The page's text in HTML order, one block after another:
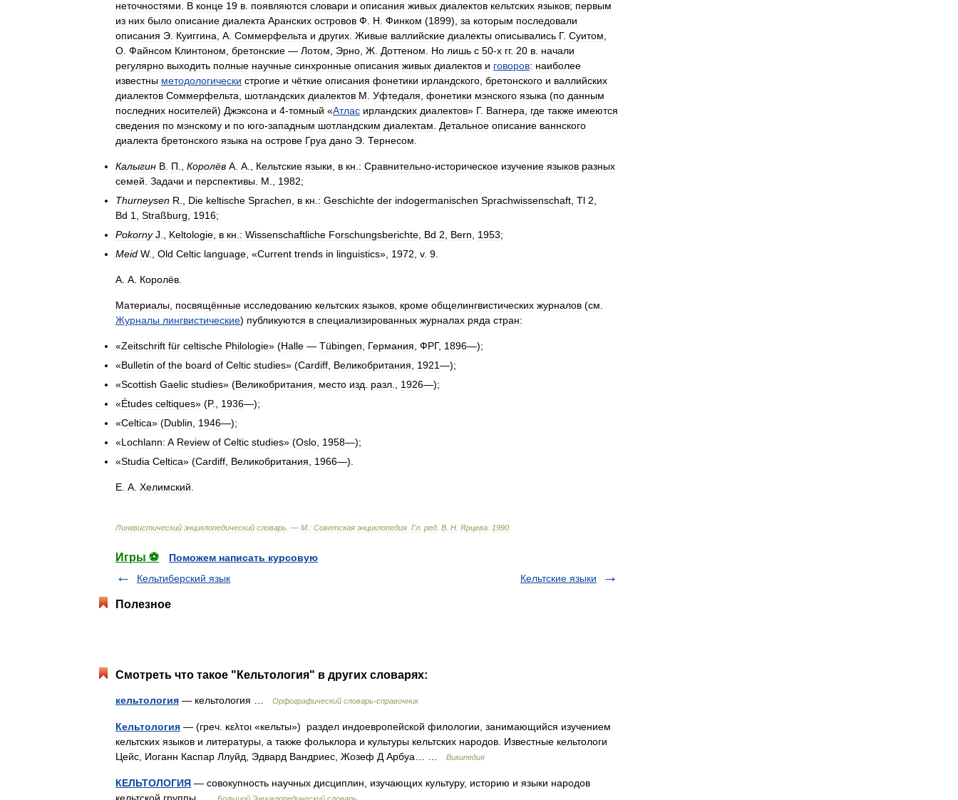
неточностями
В конце 19 в появляются словари и описания живых диалектов кельтских языков; первым
из них было описание диалекта Аранских островов Ф Н Финком (1899), за которым последовали
описания Э Куиггина А Соммерфельта и других Живые валлийские диалекты описывались Г. Суитом
О Файнсом Клинтоном бретонские — Лотом Эрно Ж Доттеном Но лишь с 50‑х гг. 20 в начали
регулярно выходить полные научные синхронные описания живых диалектов и говоров: наиболее
известны методологически строгие и чёткие описания фонетики ирландского бретонского и валлийских
диалектов Соммерфельта шотландских диалектов М Уфтедаля фонетики мэнского языка (по данным
последних носителей) Джэксона и 4‑томный «Атлас ирландских диалектов» Г. Вагнера где также имеются
сведения по мэнскому и по юго-западным шотландским диалектам Детальное описание ваннского
диалекта бретонского языка на острове Груа дано Э Тернесом
Калыгин В П Королёв А А Кельтские языки в кн : Сравнительно-историческое изучение языков разных
семей Задачи и перспективы М 1982;
Thurneysen R Die keltische Sprachen в кн : Geschichte der indogermanischen Sprachwissenschaft Tl 2
Bd 1 Straßburg 1916;
Pokorny J Keltologie в кн : Wissenschaftliche Forschungsberichte Bd 2 Bern 1953;
Meid W., Old Celtic language , «Current trends in linguistics», 1972 v. 9
А А Королёв
Материалы посвящённые исследованию кельтских языков кроме общелингвистических журналов (см
Журналы лингвистические) публикуются в специализированных журналах ряда стран:
«Zeitschrift für celtische Philologie» (Halle — Tübingen Германия ФРГ, 1896—);
«Bulletin of the board of Celtic studies» (Cardiff Великобритания 1921—);
«Scottish Gaelic studies» (Великобритания место изд разл 1926—);
«Études celtiques» (P., 1936—);
«Celtica» (Dublin 1946—);
«Lochlann: A Review of Celtic studies» (Oslo 1958—);
«Studia Celtica» (Cardiff Великобритания 1966—).
Е А Хелимский
Лингвистический энциклопедический словарь . — М : Советская энциклопедия Гл ред В Н Ярцева 1990
Игры ⚽
Поможем написать курсовую
Кельтиберский язык
Кельтские языки
Полезное
Смотреть что такое "Кельтология" в других словарях:
кельтология — кельтология … Орфографический словарь-справочник
Кельтология — (греч. κελτοι «кельты») раздел индоевропейской филологии, занимающийся изучением
кельтских языков и литературы, а также фольклора и культуры кельтских народов. Известные кельтологи
Цейс, Иоганн Каспар Ллуйд, Эдвард Вандриес, Жозеф Д Арбуа… …
Википедия
КЕЛЬТОЛОГИЯ — совокупность научных дисциплин, изучающих культуру, историю и языки народов